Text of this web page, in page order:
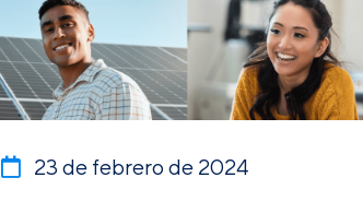
23 de febrero de 2024